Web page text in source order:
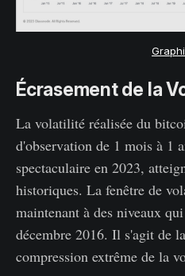
Écrasement de la
La volatilité réalisée du
d'observation de 1 mois à 1
spectaculaire en 2023,
historiques. La fenêtre de
maintenant à des niveaux
décembre 2016. Il s'agit de
compression extrême de la